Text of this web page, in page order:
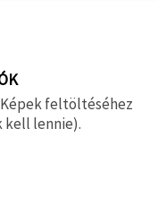
feltöltéséhez
kell lennie).